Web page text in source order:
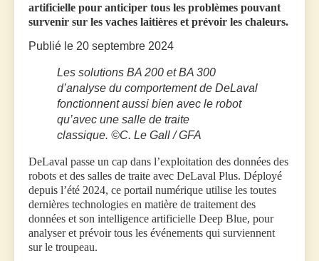
artificielle pour anticiper tous les problèmes pouvant
survenir sur les vaches laitières et prévoir les chaleurs.
Publié le 20 septembre 2024
Les solutions BA 200 et BA 300
d’analyse du comportement de DeLaval
fonctionnent aussi bien avec le robot
qu’avec une salle de traite
classique. ©C. Le Gall / GFA
DeLaval passe un cap dans l’exploitation des données des
robots et des salles de traite avec DeLaval Plus. Déployé
depuis l’été 2024, ce portail numérique utilise les toutes
dernières technologies en matière de traitement des
données et son intelligence artificielle Deep Blue, pour
analyser et prévoir tous les événements qui surviennent
sur le troupeau.